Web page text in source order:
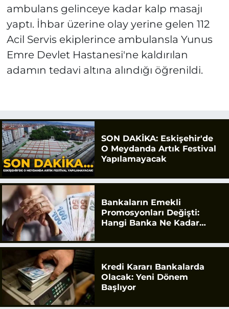
ambulans gelinceye kadar kalp masajı
yaptı. İhbar üzerine olay yerine gelen 112
Acil Servis ekiplerince ambulansla Yunus
Emre Devlet Hastanesi'ne kaldırılan
adamın tedavi altına alındığı öğrenildi.
SON DAKİKA: Eskişehir'de
O Meydanda Artık Festival
Yapılamayacak
Bankaların Emekli
Promosyonları Değişti:
Hangi Banka Ne Kadar
Kredi Kararı Bankalarda
Olacak: Yeni Dönem
Başlıyor